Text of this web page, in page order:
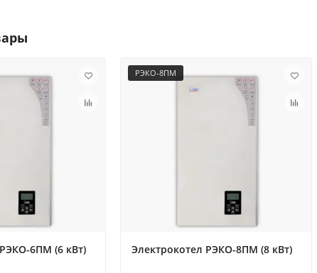
6ПМ (6 кВт)
РЭКО-8ПМ
Электрокотел РЭКО-8ПМ (8 кВт)